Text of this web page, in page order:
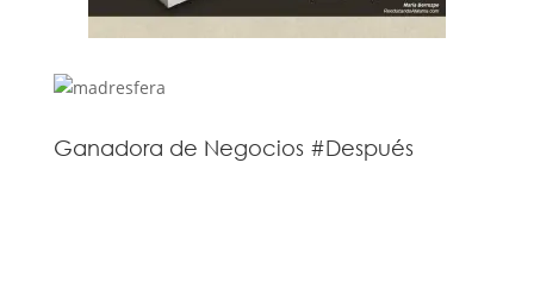
Ganadora de Negocios #Después